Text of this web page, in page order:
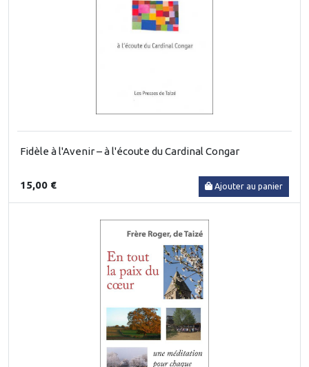
Fidèle à l'Avenir – à l'écoute du Cardinal Congar
15,00 € Ajouter au panier